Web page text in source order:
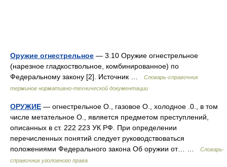
Оружие огнестрельное — 3.10 Оружие огнестрельное
(нарезное гладкоствольное, комбинированное) по
Федеральному закону [2]. Источник …
Словарь-справочник
терминов нормативно-технической документации
ОРУЖИЕ — огнестрельное О., газовое О., холодное .0., в том
числе метательное О., является предметом преступлений,
описанных в ст. 222 223 УК РФ. При определении
перечисленных понятий следует руководствоваться
положениями Федерального закона Об оружии от… …
Словарь-
справочник уголовного права